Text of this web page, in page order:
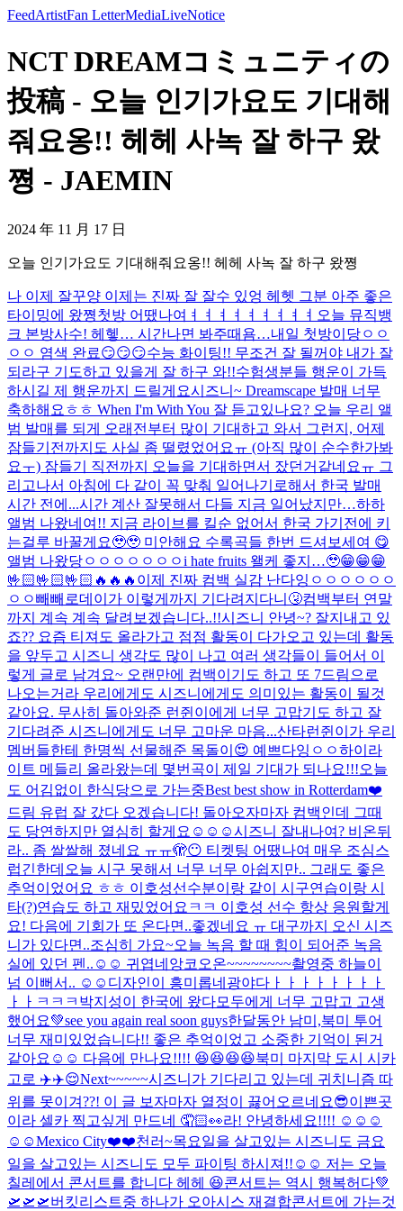
FeedArtistFan LetterMediaLiveNotice
NCT DREAMコミュニティの
投稿 - 오늘 인기가요도 기대해
줘요옹!! 헤헤 사녹 잘 하구 왔
쪙 - JAEMIN
2024 年 11 月 17 日
오늘 인기가요도 기대해줘요옹!! 헤헤 사녹 잘 하구 왔쪙
나 이제 잘꾸양 이제는 진짜 잘 잘수 있엉 헤헷 그분 아주 좋은
타이밍에 왔쪙첫방 어땠나여ㅕㅕㅕㅕㅕㅕㅕㅕㅕ 오늘 뮤직뱅
크 본방사수! 헤헿… 시간나면 봐주때욤…내일 첫방이당ㅇㅇ
ㅇㅇ 염색 완료😏😏😏수능 화이팅!! 무조건 잘 될꺼야 내가 잘
되라구 기도하고 있을게 잘 하구 와!!수험생분들 행운이 가득
하시길 제 행운까지 드릴게요시즈니~ Dreamscape 발매 너무
축하해요ㅎㅎ When I'm With You 잘 듣고있나요? 오늘 우리 앨
범 발매를 되게 오래전부터 많이 기대하고 와서 그런지, 어제
잠들기전까지도 사실 좀 떨렸었어요ㅠ (아직 많이 순수한가봐
요ㅜ) 잠들기 직전까지 오늘을 기대하면서 잤던거같네요ㅠ 그
리고나서 아침에 다 같이 꼭 맞춰 일어나기로해서 한국 발매
시간 전에...시간 계산 잘못해서 다들 지금 일어났지만…하하
앨범 나왔네여!! 지금 라이브를 킬순 없어서 한국 가기전에 키
는걸루 바꿀게요🥹🥹 미안해요 수록곡들 한번 드셔보세여 😋
앨범 나왔당ㅇㅇㅇㅇㅇㅇㅇi hate fruits 왤케 좋지…🥹😁😁😁
🤟🏻🤟🏻🤟🏻🔥🔥🔥 이제 진짜 컴백 실감 난다잉ㅇㅇㅇㅇㅇㅇ
ㅇㅇ빼빼로데이가 이렇게까지 기다려지다니🤧컴백부터 연말
까지 계속 계속 달려보겠습니다..!!시즈니 안녕~? 잘지내고 있
죠?? 요즘 티져도 올라가고 점점 활동이 다가오고 있는데 활동
을 앞두고 시즈니 생각도 많이 나고 여러 생각들이 들어서 이
렇게 글로 남겨요~ 오랜만에 컴백이기도 하고 또 7드림으로
나오는거라 우리에게도 시즈니에게도 의미있는 활동이 될것
같아요. 무사히 돌아와준 런쥔이에게 너무 고맙기도 하고 잘
기다려준 시즈니에게도 너무 고마운 마음...산타런쥔이가 우리
멤버들한테 한명씩 선물해준 목돌이😍 예쁘다잉ㅇㅇ하이라
이트 메들리 올라왔는데 몇번곡이 제일 기대가 되나요!!!오늘
도 어김없이 한식당으로 가는중Best best show in Rotterdam❤️
드림 유럽 잘 갔다 오겠습니다! 돌아오자마자 컴백인데 그때
도 당연하지만 열심히 할게요☺️☺️☺️시즈니 잘내나여? 비온뒤
라.. 좀 쌀쌀해 졌네요 ㅠㅠ🫣😶 티켓팅 어땠나여 매우 조심스
럽긴한데 오늘 시구 못해서 너무 너무 아쉽지만.. 그래도 좋은
추억이었어요 ㅎㅎ 이호성선수분이랑 같이 시구연습이랑 시
타(?)연습도 하고 재밌었어요ㅋㅋ 이호성 선수 항상 응원할게
요! 다음에 기회가 또 온다면..좋겠네요 ㅠ 대구까지 오신 시즈
니가 있다면..조심히 가요~오늘 녹음 할 때 힘이 되어준 녹음
실에 있던 펜..☺️☺️ 귀엽네 앙코오온~~~~~~~~촬영중 하늘이
넘 이뻐서.. ☺️☺️ 디자인이 흥미롭네 광야다ㅏㅏㅏㅏㅏㅏㅏㅏ
ㅏㅏㅋㅋㅋ 박지성이 한국에 왔다모두에게 너무 고맙고 고생
했어요💚see you again real soon guys한달동안 남미,북미 투어
너무 재미있었습니다!! 좋은 추억이었고 소중한 기억이 된거
같아요☺️☺️ 다음에 만나요!!!! 😆😆😆😆북미 마지막 도시 시카
고로 ✈️✈️😌Next~~~~~시즈니가 기다리고 있는데 귀치니즘 따
위를 못이겨??! 이 글 보자마자 열정이 끓어오르네요😎이쁜곳
이라 셀카 찍고싶게 만드네 🤦🏻👀라! 안녕하세요!!!! ☺️☺️☺️
☺️☺️Mexico City❤️❤️천러~목요일을 살고있는 시즈니도 금요
일을 살고있는 시즈니도 모두 파이팅 하시져!!☺️☺️ 저는 오늘
칠레에서 콘서트를 합니다 헤헤 😆콘서트는 역시 행복허다💚
🛫🛫🛫버킷리스트중 하나가 오아시스 재결합콘서트에 가는것